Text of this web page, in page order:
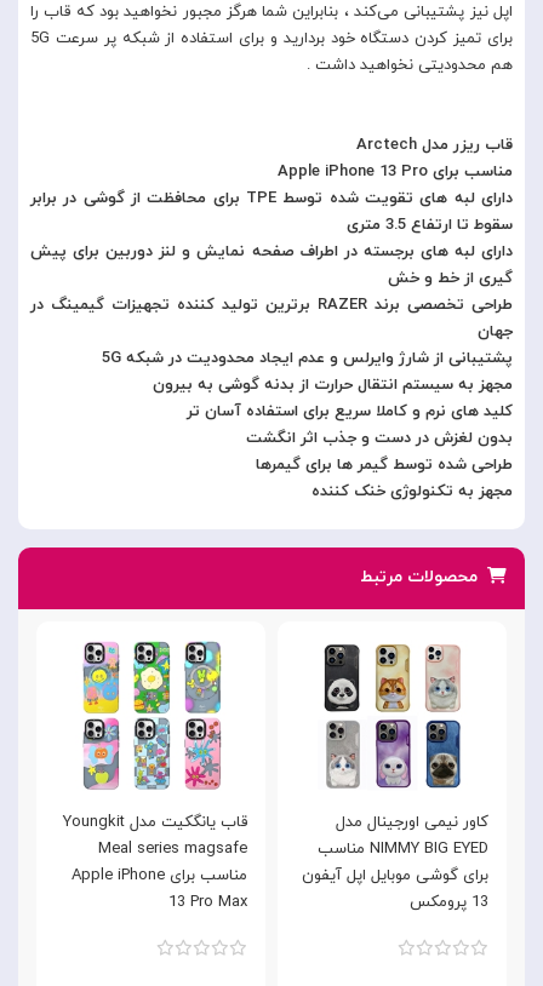
اپل نیز پشتیبانی می‌کند ، بنابراین شما هرگز مجبور نخواهید بود که قاب را
برای تمیز کردن دستگاه خود بردارید و برای استفاده از شبکه پر سرعت 5G
هم محدودیتی نخواهید داشت .
قاب ریزر مدل Arctech
مناسب برای Apple iPhone 13 Pro
دارای لبه های تقویت شده توسط TPE برای محافظت از گوشی در برابر
سقوط تا ارتفاع 3.5 متری
دارای لبه های برجسته در اطراف صفحه نمایش و لنز دوربین برای پیش
گیری از خط و خش
طراحی تخصصی برند RAZER برترین تولید کننده تجهیزات گیمینگ در
جهان
پشتیبانی از شارژ وایرلس و عدم ایجاد محدودیت در شبکه 5G
مجهز به سیستم انتقال حرارت از بدنه گوشی به بیرون
کلید های نرم و کاملا سریع برای استفاده آسان تر
بدون لغزش در دست و جذب اثر انگشت
طراحی شده توسط گیمر ها برای گیمرها
مجهز به تکنولوژی خنک کننده
محصولات مرتبط
قاب یانگکیت مدل Youngkit
Meal series magsafe
مناسب برای Apple iPhone
13 Pro Max
کاور نیمی اورجینال مدل
NIMMY BIG EYED مناسب
برای گوشی موبایل اپل آیفون
13 پرومکس